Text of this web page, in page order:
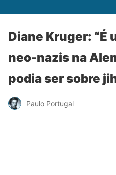
Diane Kruger: “É
neo-nazis na
podia ser sobre
Paulo Portugal